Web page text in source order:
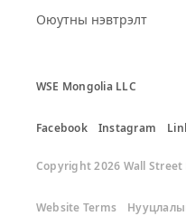
Оюутны нэвтрэлт
WSE Mongolia LLC
Facebook Instagram
Copyright 2026 Wall
Website Terms